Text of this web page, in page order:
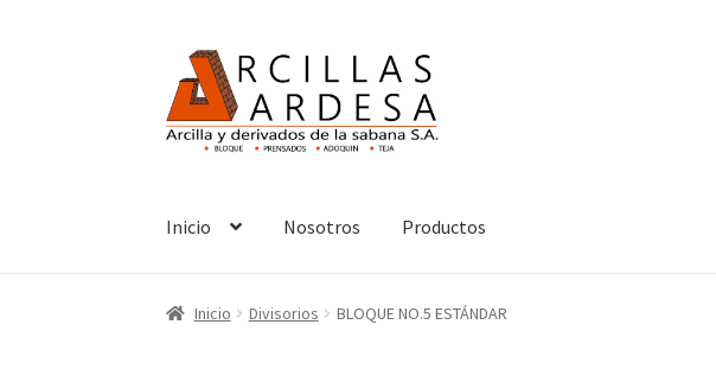
Inicio Nosotros Productos
Inicio Divisorios BLOQUE NO.5 ESTÁNDAR